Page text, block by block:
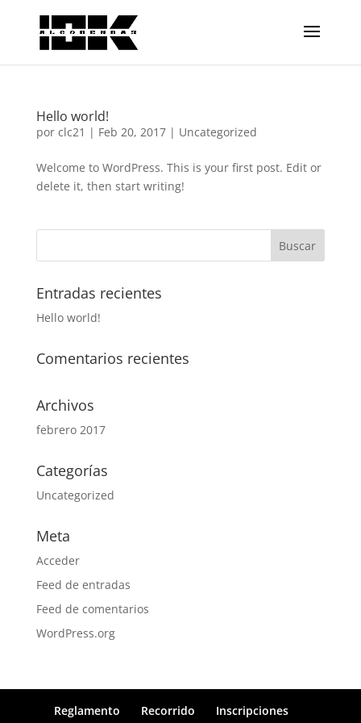
Hello world!
por clc21 | Feb 20, 2017| Uncategorized
Welcome to WordPress. This is your first post. Edit or
delete it, then start writing!
Entradas recientes
Hello world!
Comentarios recientes
Archivos
febrero 2017
Categorías
Uncategorized
Meta
Acceder
Feed de entradas
Feed de comentarios
WordPress.org
Reglamento Recorrido
Inscripciones